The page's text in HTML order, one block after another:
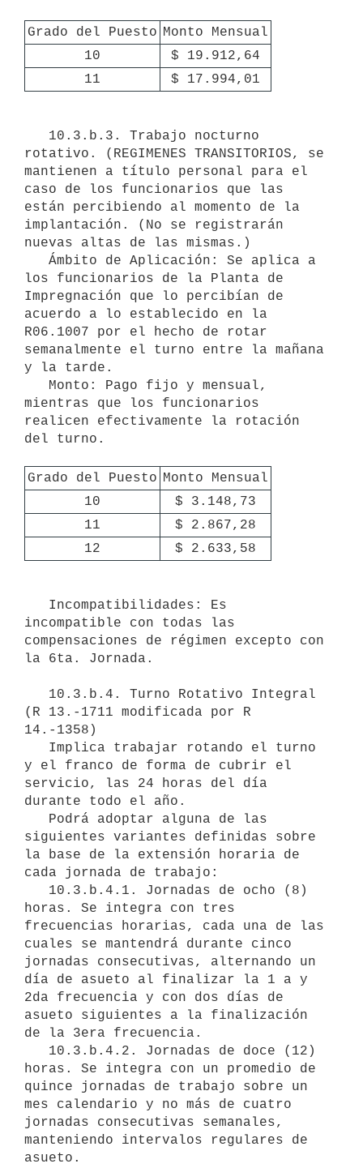
Grado del Puesto Monto Mensual
10
$ 19.912,64
11
$ 17.994,01
rotativo. (REGIMENES TRANSITORIOS, se
mantienen a título personal para el
caso de los funcionarios que las
están percibiendo al momento de la
implantación. (No se registrarán
nuevas altas de las mismas.)
los funcionarios de la Planta de
Impregnación que lo percibían de
acuerdo a lo establecido en la
R06.1007 por el hecho de rotar
semanalmente el turno entre la mañana
y la tarde.
mientras que los funcionarios
realicen efectivamente la rotación
del turno.
Grado del Puesto Monto Mensual
10
$ 3.148,73
11
$ 2.867,28
12
$ 2.633,58
incompatible con todas las
compensaciones de régimen excepto con
la 6ta. Jornada.
(R 13.-1711 modificada por R
14.-1358)
y el franco de forma de cubrir el
servicio, las 24 horas del día
durante todo el año.
siguientes variantes definidas sobre
la base de la extensión horaria de
cada jornada de trabajo:
horas. Se integra con tres
frecuencias horarias, cada una de las
cuales se mantendrá durante cinco
jornadas consecutivas, alternando un
día de asueto al finalizar la 1 a y
2da frecuencia y con dos días de
asueto siguientes a la finalización
de la 3era frecuencia.
horas. Se integra con un promedio de
quince jornadas de trabajo sobre un
mes calendario y no más de cuatro
jornadas consecutivas semanales,
manteniendo intervalos regulares de
asueto.